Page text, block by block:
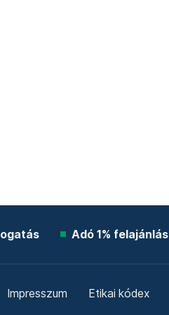
Adó 1% felajánlás
Impresszum Etikai kódex